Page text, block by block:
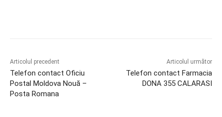
Articolul precedent
Telefon contact Oficiu
Postal Moldova Nouă –
Posta Romana
Articolul următor
Telefon contact Farmacia
DONA 355 CALARASI